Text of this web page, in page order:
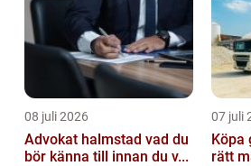
08 juli 2026
Advokat halmstad vad du
bör känna till innan du v...
07 juli
Köpa grus
rätt